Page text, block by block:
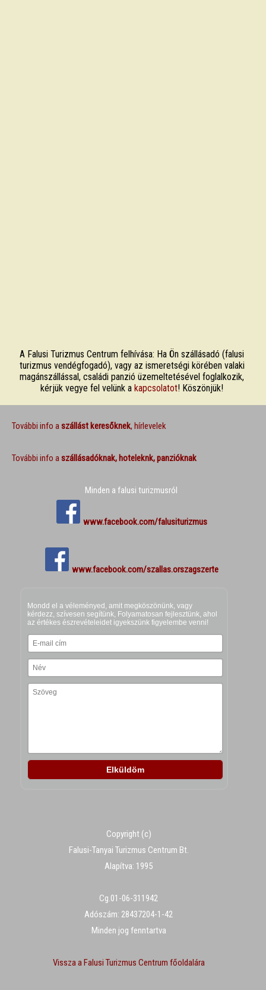
A Falusi Turizmus Centrum felhívása: Ha Ön szállásadó (falusi
turizmus vendégfogadó), vagy az ismeretségi körében valaki
magánszállással, családi panzió üzemeltetésével foglalkozik,
kérjük vegye fel velünk akapcsolatot! Köszönjük!
További info aszállást keresőknek, hírlevelek
További info aszállásadóknak, hoteleknk, panzióknak
Minden a falusi turizmusról
www.facebook.com/falusiturizmus
www.facebook.com/szallas.orszagszerte
Copyright (c)
Falusi-Tanyai Turizmus Centrum Bt.
Alapítva: 1995
Cg.01-06-311942
Adószám: 28437204-1-42
Minden jog fenntartva
Vissza a Falusi Turizmus Centrum főoldalára